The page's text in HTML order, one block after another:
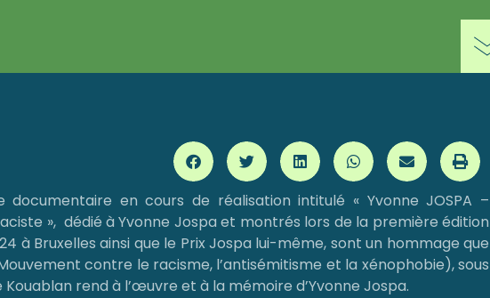
en cours de réalisation intitulé « Yvonne JOSPA –
», dédié à Yvonne Jospa et montrés lors de la première édition
à Bruxelles ainsi que le Prix Jospa lui-même, sont un hommage que
contre le racisme, l’antisémitisme et la xénophobie), sous
rend à l’œuvre et à la mémoire d’Yvonne Jospa.